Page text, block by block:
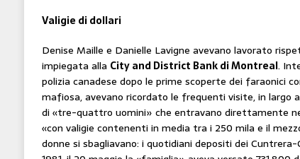
Valigie di dollari
Denise Maille e Danielle Lavigne avevano lavorato
impiegata alla City and District Bank di Montreal.
polizia canadese dopo le prime scoperte dei faraonici
mafiosa, avevano ricordato le frequenti visite, in largo
di «tre-quattro uomini» che entravano direttamente
«con valigie contenenti in media tra i 250 mila e il
donne si sbagliavano: i quotidiani depositi dei